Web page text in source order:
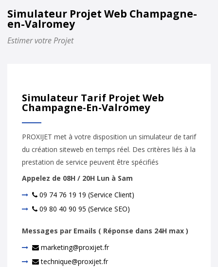
Simulateur Projet Web Champagne-
en-Valromey
Estimer votre Projet
Simulateur Tarif Projet Web
Champagne-En-Valromey
PROXIJET met à votre disposition un simulateur de tarif
du création siteweb en temps réel. Des critères liés à la
prestation de service peuvent être spécifiés
Appelez de 08H / 20H Lun à Sam
09 74 76 19 19 (Service Client)
09 80 40 90 95 (Service SEO)
Messages par Emails ( Réponse dans 24H max )
marketing@proxijet.fr
technique@proxijet.fr